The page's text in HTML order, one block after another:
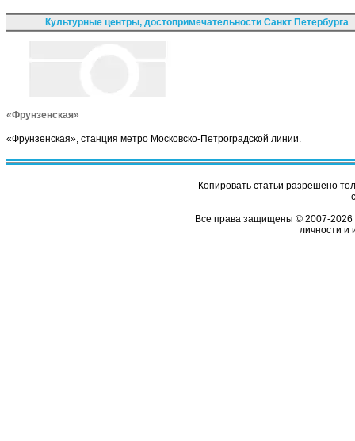
Культурные центры, достопримечательности Санкт Петербурга
«Фрунзенская»
«Фрунзенская», станция метро Московско-Петроградской линии.
Копировать статьи разрешено
Все права защищены © 2007-2026
личности и